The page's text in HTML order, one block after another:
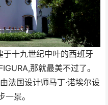
十九世纪中叶的西班牙
那就最美不过了。
法国设计师马丁·诺埃尔设
景。